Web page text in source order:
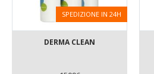
SPEDIZIONE IN 24H
DERMA CLEAN